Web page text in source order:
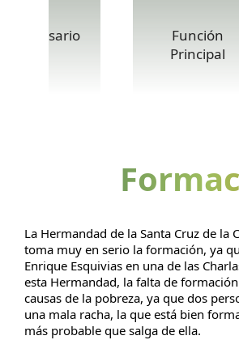
Rosario
Función
Principal
La Hermandad de la Santa Cruz de la
toma muy en serio la formación, ya
Enrique Esquivias en una de las
esta Hermandad, la falta de
causas de la pobreza, ya que dos
una mala racha, la que está bien
más probable que salga de ella.